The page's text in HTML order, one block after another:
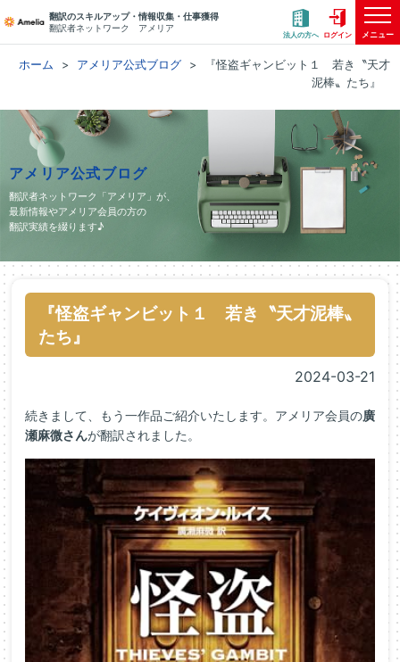
翻訳のスキルアップ・情報収集・仕事獲得
翻訳者ネットワーク アメリア
法人の方へ ログイン メニュー
ホーム アメリア公式ブログ
『怪盗ギャンビット１ 若き〝天才
泥棒〟たち』
アメリア公式ブログ
翻訳者ネットワーク「アメリア」が、
最新情報やアメリア会員の方の
翻訳実績を綴ります♪
『怪盗ギャンビット１ 若き〝天才泥棒〟
たち』
2024-03-21
続きまして、もう一作品ご紹介いたします。アメリア会員の廣
瀬麻微さんが翻訳されました。